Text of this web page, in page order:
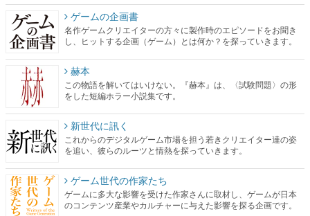
ゲームの企画書
名作ゲームクリエイターの方々に製作時のエピソードをお聞き
し、ヒットする企画（ゲーム）とは何か？を探っていきます。
赫本
この物語を解いてはいけない。『赫本』は、〈試験問題〉の形
をした短編ホラー小説集です。
新世代に訊く
これからのデジタルゲーム市場を担う若きクリエイター達の姿
を追い、彼らのルーツと情熱を探っていきます。
ゲーム世代の作家たち
ゲームに多大な影響を受けた作家さんに取材し、ゲームが日本
のコンテンツ産業やカルチャーに与えた影響を探る企画です。